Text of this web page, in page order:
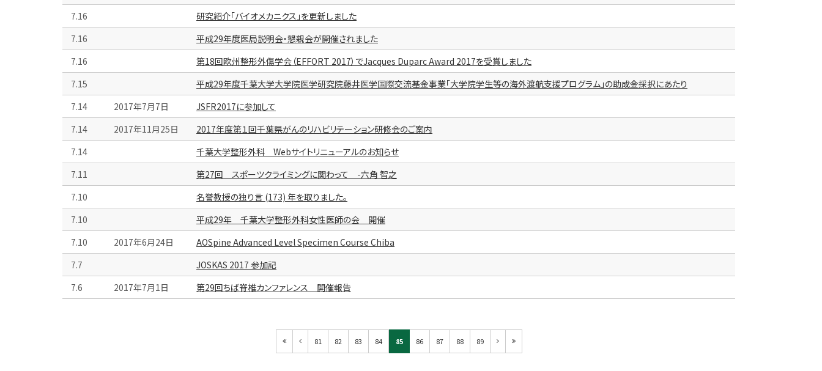
7.16
研究紹介「バイオメカニクス」を更新しました
7.16
平成29年度医局説明会・懇親会が開催されました
7.16
第18回欧州整形外傷学会（EFFORT 2017）でJacques Duparc Award 2017を受賞しました
7.15
平成29年度千葉大学大学院医学研究院藤井医学国際交流基金事業「大学院学生等の海外渡航支援プログラム」の助成金採択にあたり
7.14
2017年7月7日
JSFR2017に参加して
7.14
2017年11月25日
2017年度第１回千葉県がんのリハビリテーション研修会のご案内
7.14
千葉大学整形外科 Webサイトリニューアルのお知らせ
7.11
第27回 スポーツクライミングに関わって -六角 智之
7.10
名誉教授の独り言 (173) 年を取りました。
7.10
平成29年 千葉大学整形外科女性医師の会 開催
7.10
2017年6月24日
AOSpine Advanced Level Specimen Course Chiba
7.7
JOSKAS 2017 参加記
7.6
2017年7月1日 第29回ちば脊椎カンファレンス 開催報告
81 82 83 84 85 86 87 88 89